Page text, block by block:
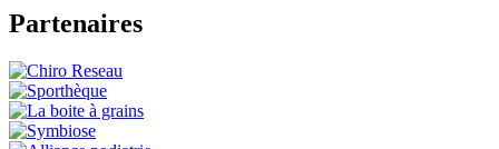
Partenaires